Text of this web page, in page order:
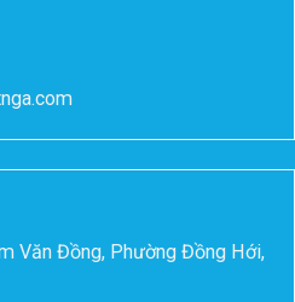
Văn Đồng, Phường Đồng Hới,